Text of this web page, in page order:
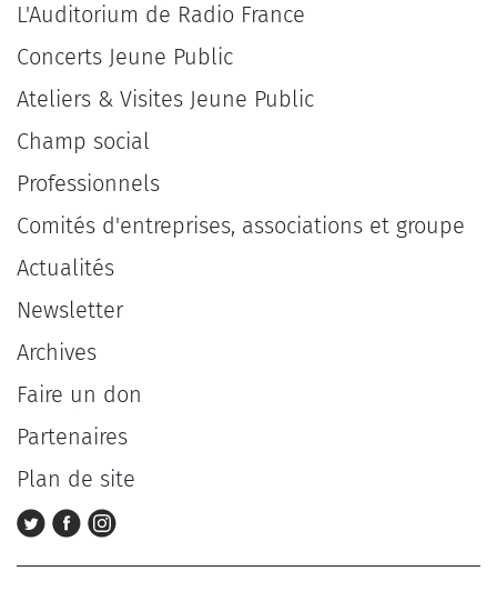
L'Auditorium de Radio France
Concerts Jeune Public
Ateliers & Visites Jeune Public
Champ social
Professionnels
Comités d'entreprises, associations et groupe
Actualités
Newsletter
Archives
Faire un don
Partenaires
Plan de site